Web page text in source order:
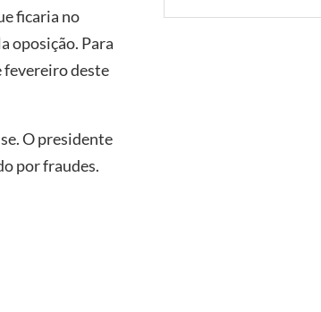
ficaria no
oposição. Para
fevereiro deste
O presidente
por fraudes.